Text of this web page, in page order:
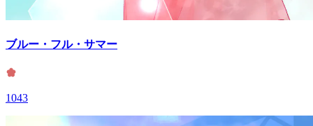
ブルー・フル・サマー
1043